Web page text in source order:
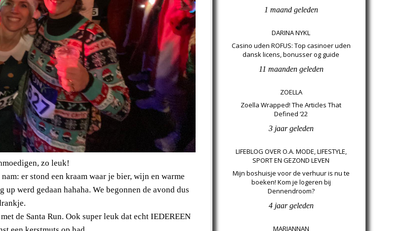
zo leuk!
er stond een kraam waar je bier, wijn en warme
werd gedaan hahaha. We begonnen de avond dus
de Santa Run. Ook super leuk dat echt IEDEREEN
1 maand geleden
DARINA NYKL
Casino uden ROFUS: Top casinoer uden
dansk licens, bonusser og guide
11 maanden geleden
ZOELLA
Zoella Wrapped! The Articles That
Defined ‘22
3 jaar geleden
LIFEBLOG OVER O.A. MODE, LIFESTYLE,
SPORT EN GEZOND LEVEN
Mijn boshuisje voor de verhuur is nu te
boeken! Kom je logeren bij
Dennendroom?
4 jaar geleden
MARIANNAN